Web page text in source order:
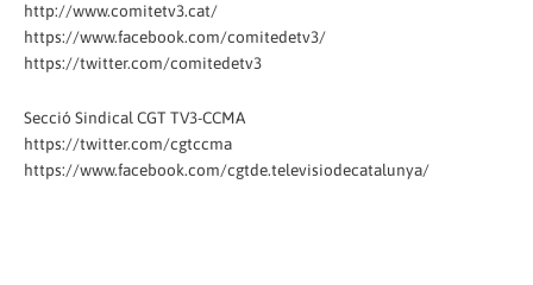
http://www.comitetv3.cat/
https://www.facebook.com/comitedetv3/
https://twitter.com/comitedetv3
Secció Sindical CGT TV3-CCMA
https://twitter.com/cgtccma
https://www.facebook.com/cgtde.televisiodecatalunya/